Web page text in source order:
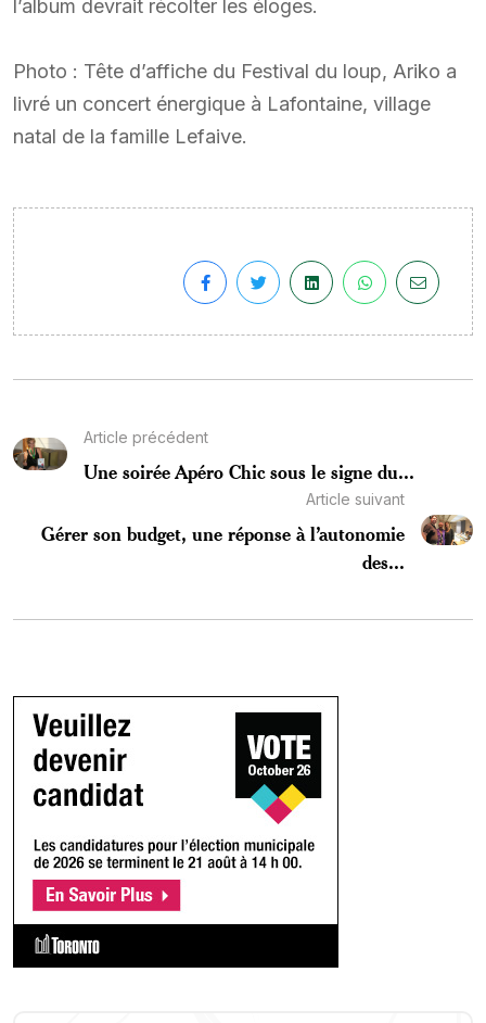
l’album devrait récolter les éloges.
Photo : Tête d’affiche du Festival du loup, Ariko a
livré un concert énergique à Lafontaine, village
natal de la famille Lefaive.
Article précédent
Une soirée Apéro Chic sous le signe du...
Article suivant
Gérer son budget, une réponse à l’autonomie
des...